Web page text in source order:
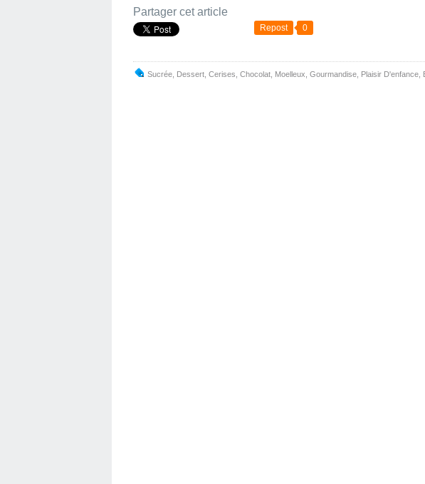
Partager cet article
Repost 0
Sucrée Dessert Cerises Chocolat Moelleux Gourmandise Plaisir D'enfance